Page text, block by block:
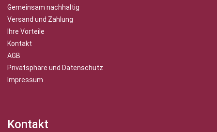
Gemeinsam nachhaltig
Versand und Zahlung
Ihre Vorteile
Kontakt
AGB
Privatsphäre und Datenschutz
Impressum
Kontakt